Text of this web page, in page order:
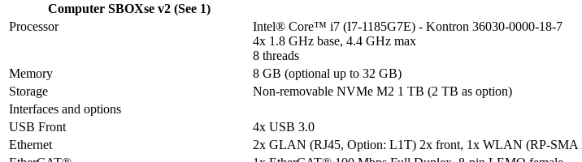
Computer SBOXse v2 (See 1)
Processor
Intel® Core™ i7 (I7-1185G7E) - Kontron 36030-0000-18-7
4x 1.8 GHz base, 4.4 GHz max
8 threads
Memory
8 GB (optional up to 32 GB)
Storage
Non-removable NVMe M2 1 TB (2 TB as option)
Interfaces and options
USB Front
4x USB 3.0
Ethernet
2x GLAN (RJ45, Option: L1T) 2x front, 1x WLAN (RP-SMA